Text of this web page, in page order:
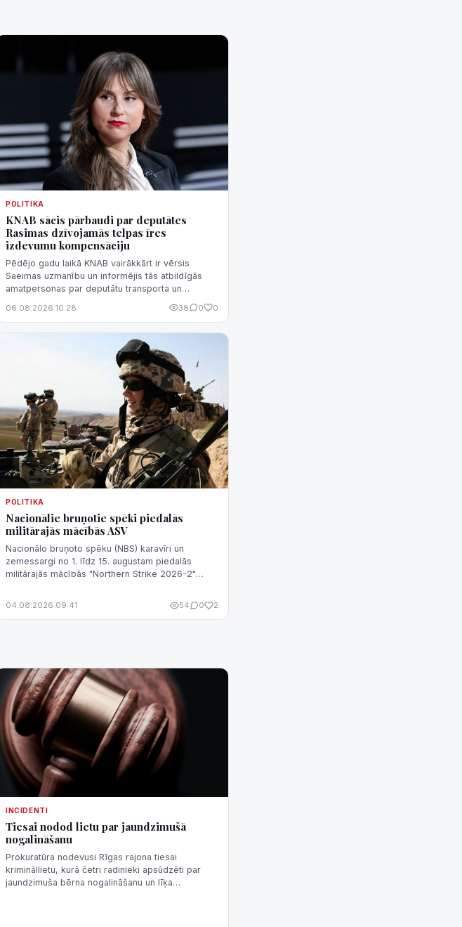
POLITIKA
KNAB sācis pārbaudi par deputātes
Rasimas dzīvojamās telpas īres
izdevumu kompensāciju
Pēdējo gadu laikā KNAB vairākkārt ir vērsis
Saeimas uzmanību un informējis tās atbildīgās
amatpersonas par deputātu transporta un
normatīvā regulējuma nepilnībām, kas rada
06.08.2026 10:28 38 0 0
POLITIKA
Nacionālie bruņotie spēki piedalās
militārajās mācībās ASV
Nacionālo bruņoto spēku (NBS) karavīri un
zemessargi no 1. līdz 15. augustam piedalās
militārajās mācībās "Northern Strike 2026-2"
04.08.2026 09:41 54 0 2
INCIDENTI
Tiesai nodod lietu par jaundzimušā
nogalināšanu
Prokuratūra nodevusi Rīgas rajona tiesai
krimināllietu, kurā četri radinieki apsūdzēti par
jaundzimuša bērna nogalināšanu un līķa